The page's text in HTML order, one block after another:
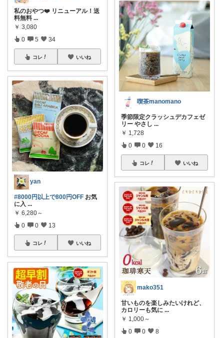
私のおやつ❤️ リニューアル！送
料無料 ...
￥ 3,080
0 5 34
コレ いいね
yan
#8000円以上で800円OFF お気
に入 ...
￥ 6,280～
0 0 13
コレ いいね
喫茶manomano
季節限定クラッシュデカフェゼ
リー やさし ...
￥ 1,728
0 0 16
コレ いいね
mako351
甘いものを楽しみたいけれど、
カロリーも気に ...
￥ 1,000～
0 0 8